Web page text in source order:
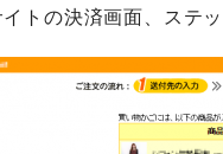
トの決済画面、ステ